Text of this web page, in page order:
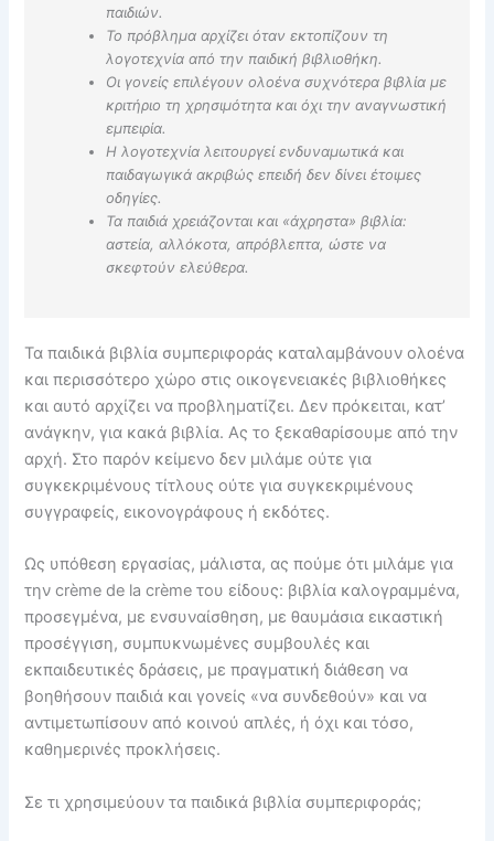
παιδιών.
Το πρόβλημα αρχίζει όταν εκτοπίζουν τη
λογοτεχνία από την παιδική βιβλιοθήκη.
Οι γονείς επιλέγουν ολοένα συχνότερα βιβλία με
κριτήριο τη χρησιμότητα και όχι την αναγνωστική
εμπειρία.
Η λογοτεχνία λειτουργεί ενδυναμωτικά και
παιδαγωγικά ακριβώς επειδή δεν δίνει έτοιμες
οδηγίες.
Τα παιδιά χρειάζονται και «άχρηστα» βιβλία:
αστεία, αλλόκοτα, απρόβλεπτα, ώστε να
σκεφτούν ελεύθερα.
Τα παιδικά βιβλία συμπεριφοράς καταλαμβάνουν ολοένα
και περισσότερο χώρο στις οικογενειακές βιβλιοθήκες
και αυτό αρχίζει να προβληματίζει. Δεν πρόκειται, κατ’
ανάγκην, για κακά βιβλία. Ας το ξεκαθαρίσουμε από την
αρχή. Στο παρόν κείμενο δεν μιλάμε ούτε για
συγκεκριμένους τίτλους ούτε για συγκεκριμένους
συγγραφείς, εικονογράφους ή εκδότες.
Ως υπόθεση εργασίας, μάλιστα, ας πούμε ότι μιλάμε για
την crème de la crème του είδους: βιβλία καλογραμμένα,
προσεγμένα, με ενσυναίσθηση, με θαυμάσια εικαστική
προσέγγιση, συμπυκνωμένες συμβουλές και
εκπαιδευτικές δράσεις, με πραγματική διάθεση να
βοηθήσουν παιδιά και γονείς «να συνδεθούν» και να
αντιμετωπίσουν από κοινού απλές, ή όχι και τόσο,
καθημερινές προκλήσεις.
Σε τι χρησιμεύουν τα παιδικά βιβλία συμπεριφοράς;